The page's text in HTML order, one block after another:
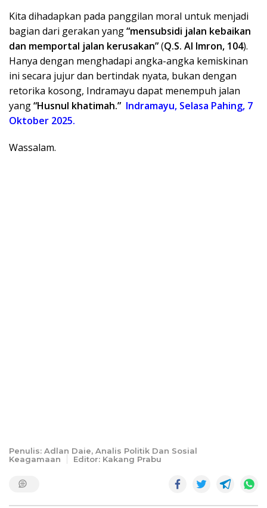
​Kita dihadapkan pada panggilan moral untuk menjadi
bagian dari gerakan yang“mensubsidi jalan kebaikan
dan memportal jalan kerusakan”(Q.S. Al Imron, 104).
Hanya dengan menghadapi angka-angka kemiskinan
ini secara jujur dan bertindak nyata, bukan dengan
retorika kosong, Indramayu dapat menempuh jalan
yang“Husnul khatimah.” Indramayu, Selasa Pahing, 7
Oktober 2025.
​Wassalam.
Penulis: Adlan Daie, Analis Politik Dan Sosial
Keagamaan
Editor: Kakang Prabu